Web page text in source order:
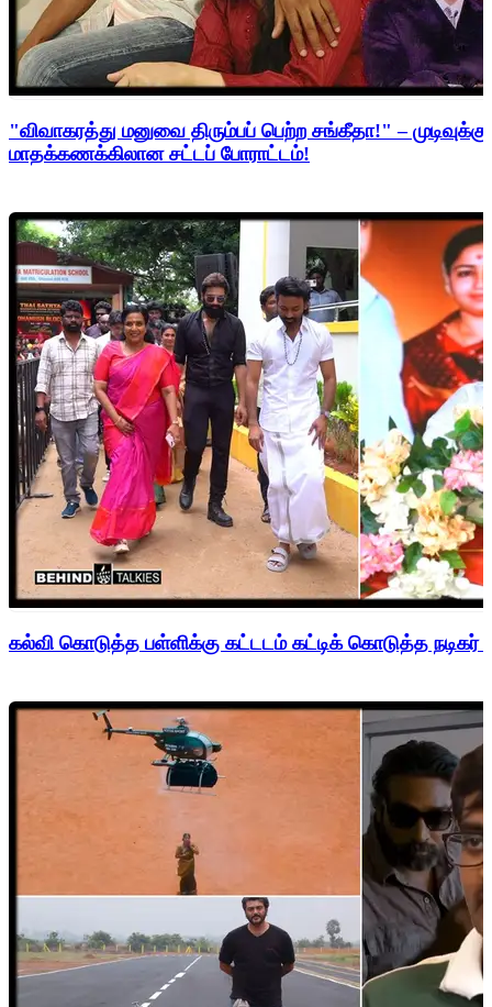
"விவாகரத்து மனுவை திரும்பப் பெற்ற சங்கீதா!" –
மாதக்கணக்கிலான சட்டப் போராட்டம்!
கல்வி கொடுத்த பள்ளிக்கு கட்டடம் கட்டிக் கொடுத்த நடிகர்